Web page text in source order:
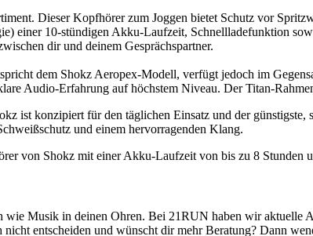
Dieser Kopfhörer zum Joggen bietet Schutz vor
einer 10-stündigen Akku-Laufzeit, Schnellladefunktion
dir und deinem Gesprächspartner.
dem Shokz Aeropex-Modell, verfügt jedoch im
Audio-Erfahrung auf höchstem Niveau. Der Titan-
ist konzipiert für den täglichen Einsatz und der
und einem hervorragenden Klang.
von Shokz mit einer Akku-Laufzeit von bis zu 8 Stunden
Musik in deinen Ohren. Bei 21RUN haben wir aktuelle
entscheiden und wünscht dir mehr Beratung? Dann